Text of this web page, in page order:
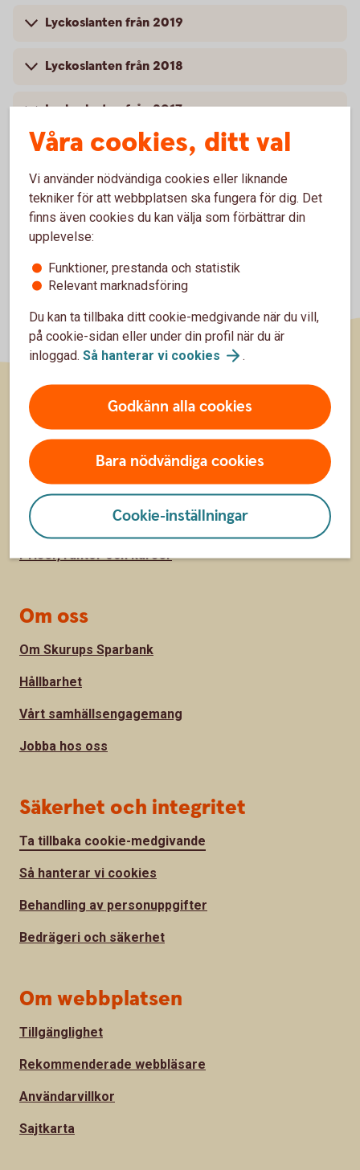
Lyckoslanten från 2019
Lyckoslanten från 2018
Lyckoslanten från 2017
Lyckoslanten från 2016
Våra cookies, ditt val
Vi använder nödvändiga cookies eller liknande
tekniker för att webbplatsen ska fungera för dig. Det
finns även cookies du kan välja som förbättrar din
upplevelse:
Funktioner, prestanda och statistik
Relevant marknadsföring
Du kan ta tillbaka ditt cookie-medgivande när du vill,
på cookie-sidan eller under din profil när du är
inloggad. Så hanterar vi cookies .
Godkänn alla cookies
Bara nödvändiga cookies
Cookie-inställningar
Sidfot
Hitta snabbt
Kontakta oss
Spärrhjälp
Hitta till oss
Priser, räntor och kurser
Om oss
Om Skurups Sparbank
Hållbarhet
Vårt samhällsengagemang
Jobba hos oss
Säkerhet och integritet
Ta tillbaka cookie-medgivande
Så hanterar vi cookies
Behandling av personuppgifter
Bedrägeri och säkerhet
Om webbplatsen
Tillgänglighet
Rekommenderade webbläsare
Användarvillkor
Sajtkarta